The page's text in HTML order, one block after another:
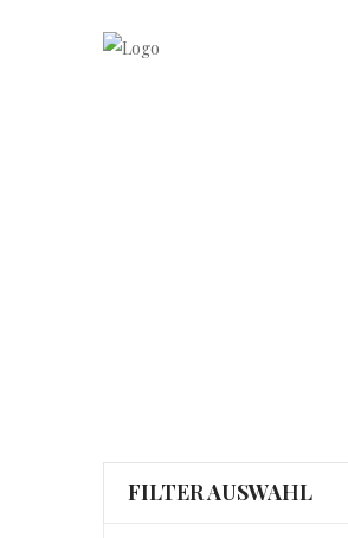
FILTER AUSWAHL